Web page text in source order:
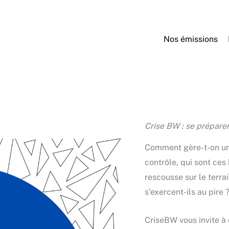
Nos émissions
Crise BW : se
Comment gère-t-on
contrôle, qui sont ces
rescousse sur le
s’exercent-ils au pire ?
CriseBW vous invite